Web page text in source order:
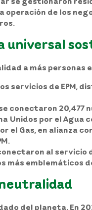
de los
universal
a más personas
servicios de EPM,
conectaron 20,477
Unidos por el Agua
el Gas, en alianza
al
más emblemáticos
del planeta. En